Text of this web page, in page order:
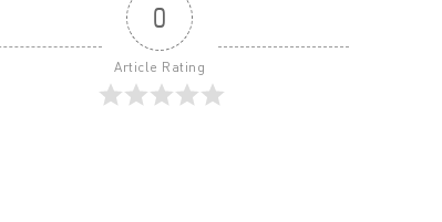
0
Article Rating